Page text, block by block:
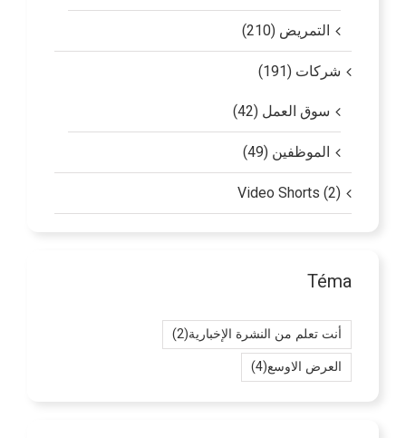
التمريض (210)
شركات (191)
سوق العمل (42)
الموظفين (49)
Video Shorts (2)
Téma
أنت تعلم من النشرة الإخبارية(2)
العرض الاوسع(4)